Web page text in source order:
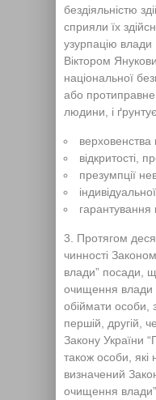
бездіяльністю
сприяли їх
узурпацію
Віктором
національної
або
людини, і
верховенства
відкритості,
презумпції
гарантування
Протягом
чинності
влади” посади,
очищення влади
обіймати особи,
першій, другій,
Закону України
також особи, які
визначений
очищення